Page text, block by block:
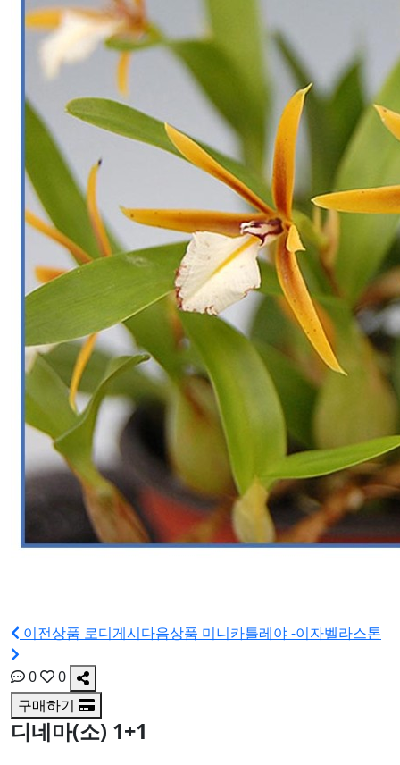
이전상품 로디게시다음상품 미니카틀레야 -이자벨라스톤
0
0
구매하기
디네마(소) 1+1